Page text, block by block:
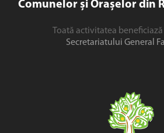
Comunelor și Orașelor din
Toată activitatea
Secretariatului General